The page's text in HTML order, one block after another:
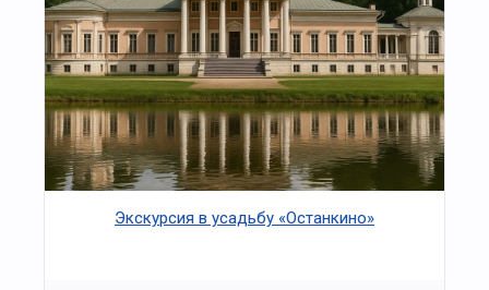
Экскурсия в усадьбу «Останкино»